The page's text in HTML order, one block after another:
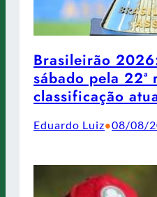
Brasileirão
sábado pela 22ª
classificação
Eduardo Luiz•08/08/